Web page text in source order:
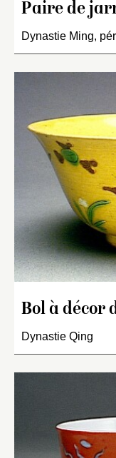
Paire de
Dynastie Ming,
Bol à décor
Dynastie Qing